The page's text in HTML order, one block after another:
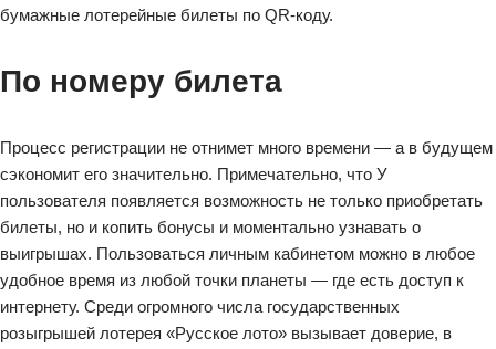
бумажные лотерейные билеты по QR-коду.
По номеру билета
Процесс регистрации не отнимет много времени — а в будущем
сэкономит его значительно. Примечательно, что У
пользователя появляется возможность не только приобретать
билеты, но и копить бонусы и моментально узнавать о
выигрышах. Пользоваться личным кабинетом можно в любое
удобное время из любой точки планеты — где есть доступ к
интернету. Среди огромного числа государственных
розыгрышей лотерея «Русское лото» вызывает доверие, в